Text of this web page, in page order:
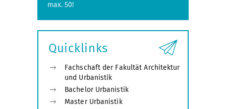
max. 50!
Quicklinks
Fachschaft der Fakultät Architektur
und Urbanistik
Bachelor Urbanistik
Master Urbanistik